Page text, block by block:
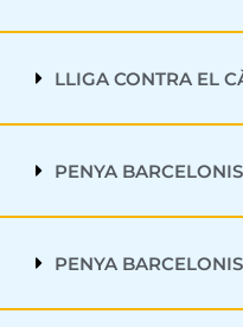
LLIGA CONTRA EL
PENYA
PENYA